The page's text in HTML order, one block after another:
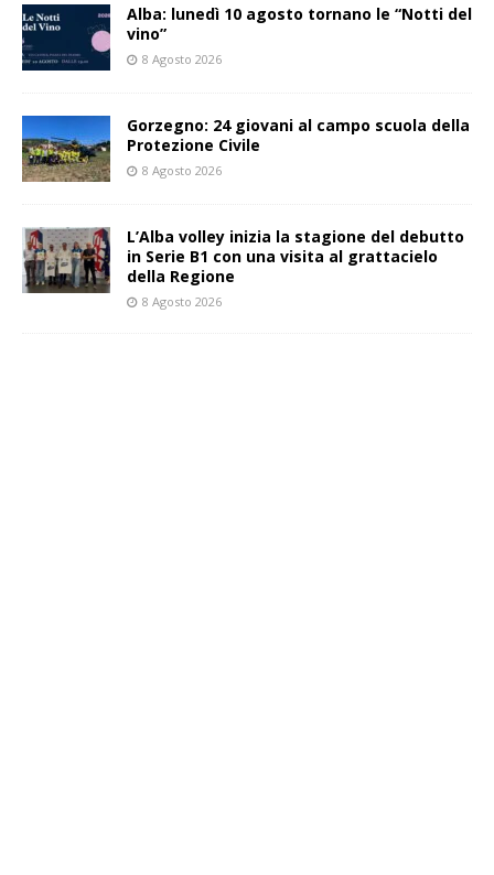
Alba: lunedì 10 agosto tornano le “Notti del
vino”
8 Agosto 2026
Gorzegno: 24 giovani al campo scuola della
Protezione Civile
8 Agosto 2026
L’Alba volley inizia la stagione del debutto
in Serie B1 con una visita al grattacielo
della Regione
8 Agosto 2026